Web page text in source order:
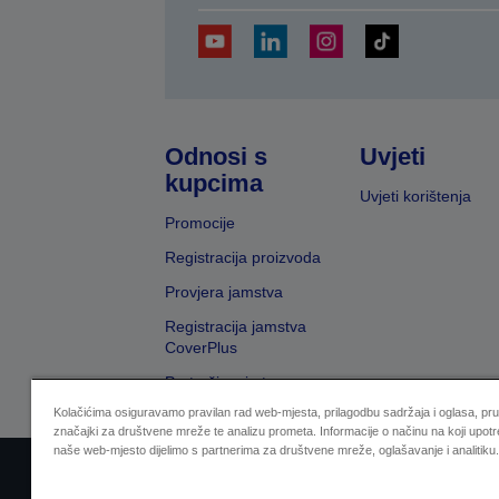
Odnosi s
kupcima
Promocije
Registracija proizvoda
Provjera jamstva
Registracija jamstva
CoverPlus
Pretraživanje trgovaca
Uvjeti
Uvjeti korištenja
Kolačićima osiguravamo pravilan rad web-mjesta, prilagodbu sadržaja i oglasa,
značajki za društvene mreže te analizu prometa. Informacije o načinu na koji
naše web-mjesto dijelimo s partnerima za društvene mreže, oglašavanje i analitiku.